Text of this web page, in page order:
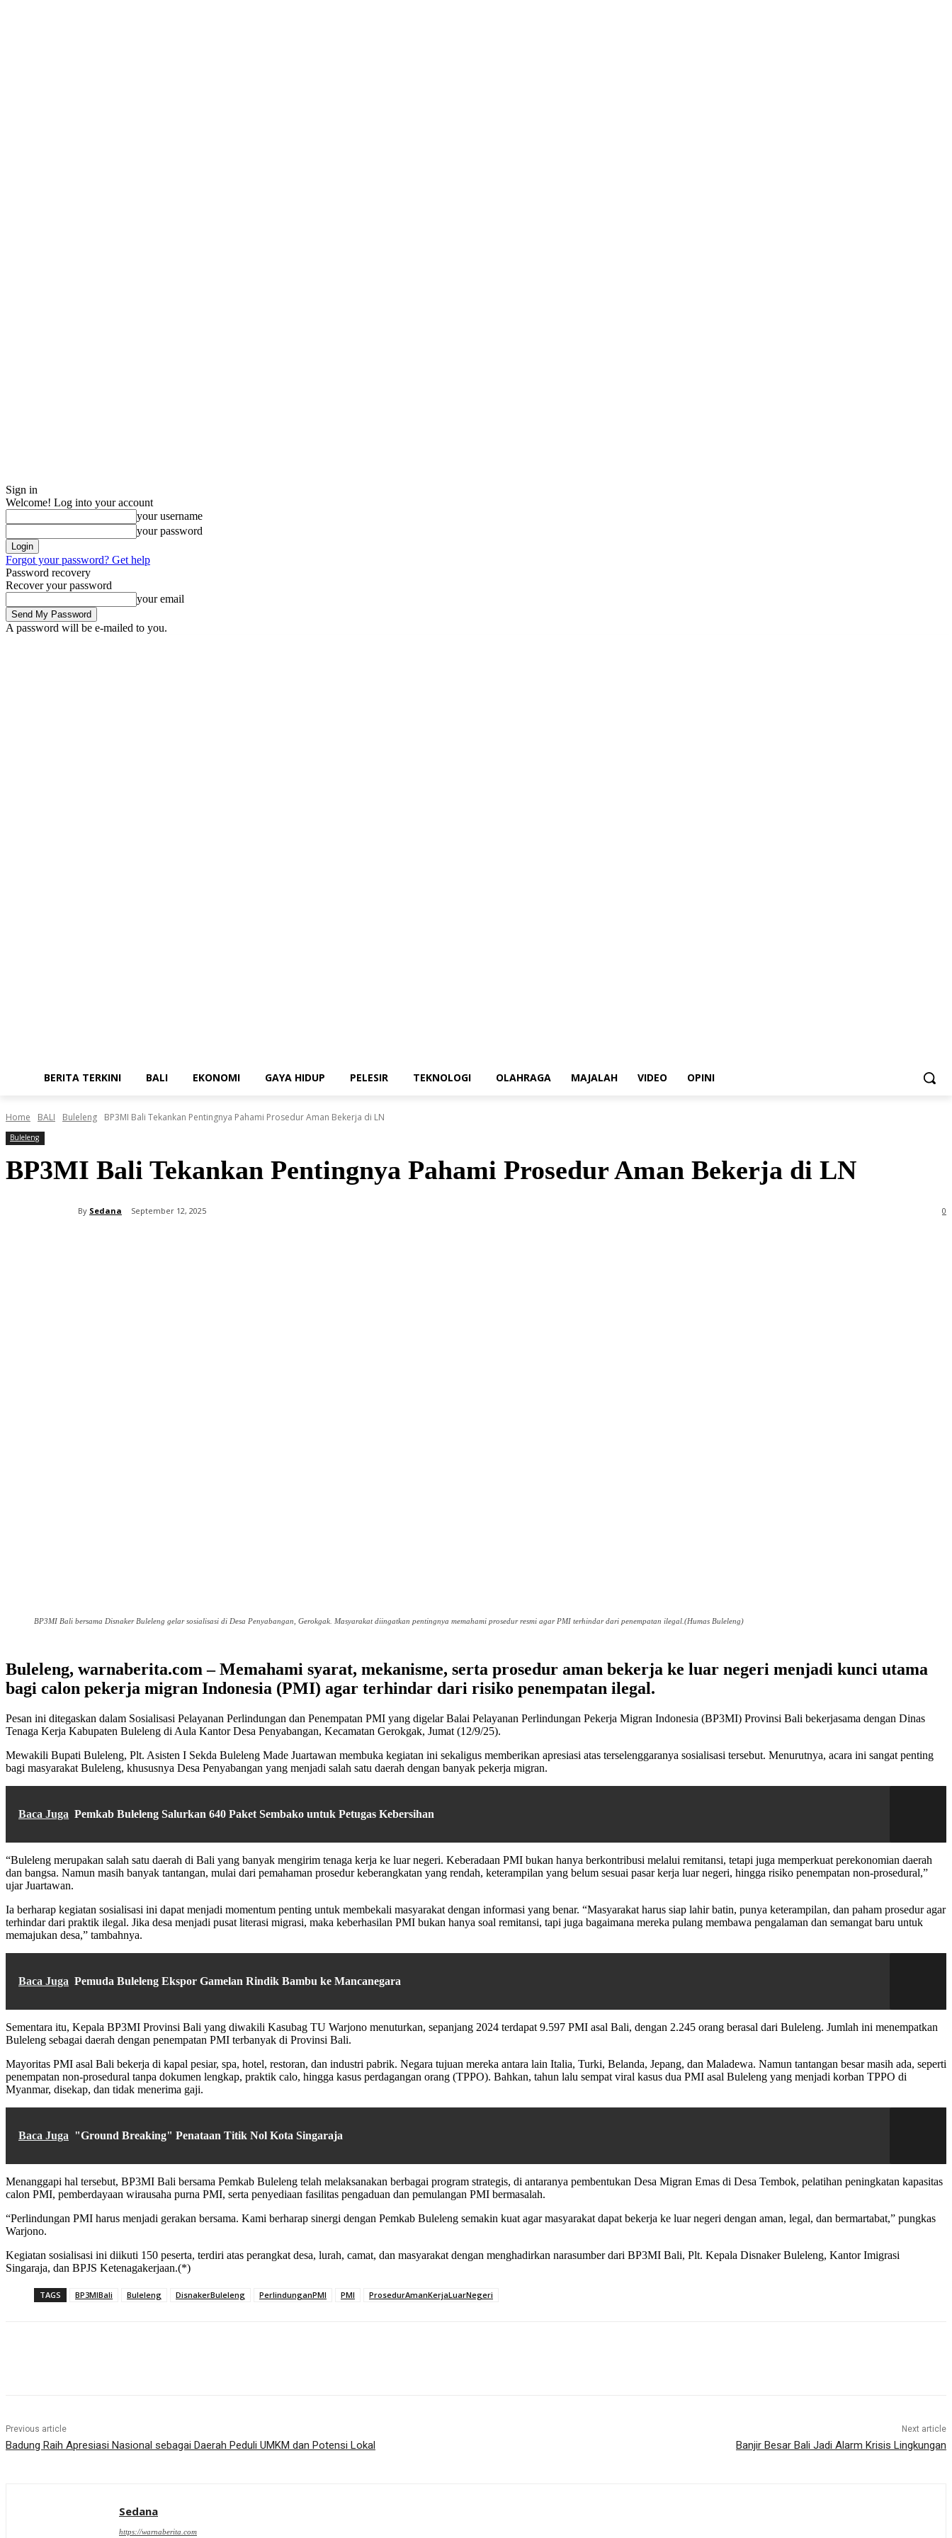
Sign in
Welcome! Log into your account
your username
your password
Forgot your password? Get help
Password recovery
Recover your password
your email
A password will be e-mailed to you.
BERITA TERKINI BALI EKONOMI GAYA HIDUP PELESIR TEKNOLOGI OLAHRAGA MAJALAH VIDEO OPINI
Home BALI Buleleng BP3MI Bali Tekankan Pentingnya Pahami Prosedur Aman Bekerja di LN
Buleleng
BP3MI Bali Tekankan Pentingnya Pahami Prosedur Aman Bekerja di LN
By Sedana September 12, 2025 0
BP3MI Bali bersama Disnaker Buleleng gelar sosialisasi di Desa Penyabangan, Gerokgak. Masyarakat diingatkan pentingnya memahami prosedur resmi agar PMI terhindar dari penempatan ilegal.(Humas Buleleng)
Buleleng, warnaberita.com – Memahami syarat, mekanisme, serta prosedur aman bekerja ke luar negeri menjadi kunci utama
bagi calon pekerja migran Indonesia (PMI) agar terhindar dari risiko penempatan ilegal.
Pesan ini ditegaskan dalam Sosialisasi Pelayanan Perlindungan dan Penempatan PMI yang digelar Balai Pelayanan Perlindungan Pekerja Migran Indonesia (BP3MI) Provinsi Bali bekerjasama dengan Dinas
Tenaga Kerja Kabupaten Buleleng di Aula Kantor Desa Penyabangan, Kecamatan Gerokgak, Jumat (12/9/25).
Mewakili Bupati Buleleng, Plt. Asisten I Sekda Buleleng Made Juartawan membuka kegiatan ini sekaligus memberikan apresiasi atas terselenggaranya sosialisasi tersebut. Menurutnya, acara ini sangat penting
bagi masyarakat Buleleng, khususnya Desa Penyabangan yang menjadi salah satu daerah dengan banyak pekerja migran.
Baca Juga Pemkab Buleleng Salurkan 640 Paket Sembako untuk Petugas Kebersihan
“Buleleng merupakan salah satu daerah di Bali yang banyak mengirim tenaga kerja ke luar negeri. Keberadaan PMI bukan hanya berkontribusi melalui remitansi, tetapi juga memperkuat perekonomian daerah
dan bangsa. Namun masih banyak tantangan, mulai dari pemahaman prosedur keberangkatan yang rendah, keterampilan yang belum sesuai pasar kerja luar negeri, hingga risiko penempatan non-prosedural,”
ujar Juartawan.
Ia berharap kegiatan sosialisasi ini dapat menjadi momentum penting untuk membekali masyarakat dengan informasi yang benar. “Masyarakat harus siap lahir batin, punya keterampilan, dan paham prosedur agar
terhindar dari praktik ilegal. Jika desa menjadi pusat literasi migrasi, maka keberhasilan PMI bukan hanya soal remitansi, tapi juga bagaimana mereka pulang membawa pengalaman dan semangat baru untuk
memajukan desa,” tambahnya.
Baca Juga Pemuda Buleleng Ekspor Gamelan Rindik Bambu ke Mancanegara
Sementara itu, Kepala BP3MI Provinsi Bali yang diwakili Kasubag TU Warjono menuturkan, sepanjang 2024 terdapat 9.597 PMI asal Bali, dengan 2.245 orang berasal dari Buleleng. Jumlah ini menempatkan
Buleleng sebagai daerah dengan penempatan PMI terbanyak di Provinsi Bali.
Mayoritas PMI asal Bali bekerja di kapal pesiar, spa, hotel, restoran, dan industri pabrik. Negara tujuan mereka antara lain Italia, Turki, Belanda, Jepang, dan Maladewa. Namun tantangan besar masih ada, seperti
penempatan non-prosedural tanpa dokumen lengkap, praktik calo, hingga kasus perdagangan orang (TPPO). Bahkan, tahun lalu sempat viral kasus dua PMI asal Buleleng yang menjadi korban TPPO di
Myanmar, disekap, dan tidak menerima gaji.
Baca Juga "Ground Breaking" Penataan Titik Nol Kota Singaraja
Menanggapi hal tersebut, BP3MI Bali bersama Pemkab Buleleng telah melaksanakan berbagai program strategis, di antaranya pembentukan Desa Migran Emas di Desa Tembok, pelatihan peningkatan kapasitas
calon PMI, pemberdayaan wirausaha purna PMI, serta penyediaan fasilitas pengaduan dan pemulangan PMI bermasalah.
“Perlindungan PMI harus menjadi gerakan bersama. Kami berharap sinergi dengan Pemkab Buleleng semakin kuat agar masyarakat dapat bekerja ke luar negeri dengan aman, legal, dan bermartabat,” pungkas
Warjono.
Kegiatan sosialisasi ini diikuti 150 peserta, terdiri atas perangkat desa, lurah, camat, dan masyarakat dengan menghadirkan narasumber dari BP3MI Bali, Plt. Kepala Disnaker Buleleng, Kantor Imigrasi
Singaraja, dan BPJS Ketenagakerjaan.(*)
TAGS BP3MIBali Buleleng DisnakerBuleleng PerlindunganPMI PMI ProsedurAmanKerjaLuarNegeri
Previous article
Badung Raih Apresiasi Nasional sebagai Daerah Peduli UMKM dan Potensi Lokal
Next article
Banjir Besar Bali Jadi Alarm Krisis Lingkungan
Sedana
https://warnaberita.com